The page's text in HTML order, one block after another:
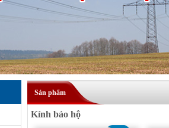
Sản phẩm
Kính bảo hộ